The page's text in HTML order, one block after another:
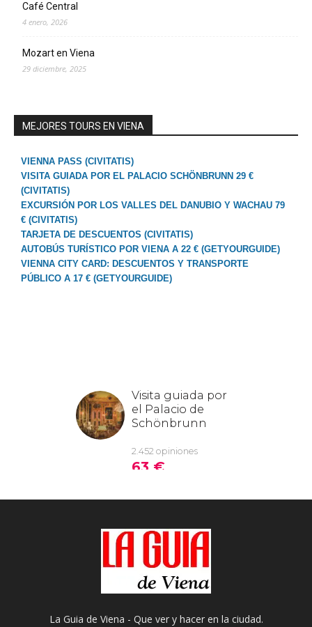
Café Central
4 enero, 2026
Mozart en Viena
29 diciembre, 2025
MEJORES TOURS EN VIENA
VIENNA PASS (CIVITATIS)
VISITA GUIADA POR EL PALACIO SCHÖNBRUNN 29 €
(CIVITATIS)
EXCURSIÓN POR LOS VALLES DEL DANUBIO Y WACHAU 79
€ (CIVITATIS)
TARJETA DE DESCUENTOS (CIVITATIS)
AUTOBÚS TURÍSTICO POR VIENA A 22 € (GETYOURGUIDE)
VIENNA CITY CARD: DESCUENTOS Y TRANSPORTE
PÚBLICO A 17 € (GETYOURGUIDE)
La Guia de Viena - Que ver y hacer en la ciudad.